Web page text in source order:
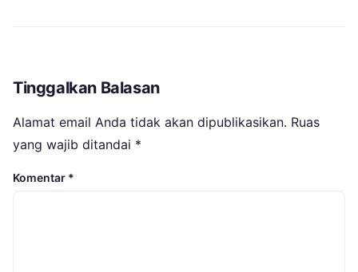
Tinggalkan Balasan
Alamat email Anda tidak akan dipublikasikan. Ruas
yang wajib ditandai *
Komentar *